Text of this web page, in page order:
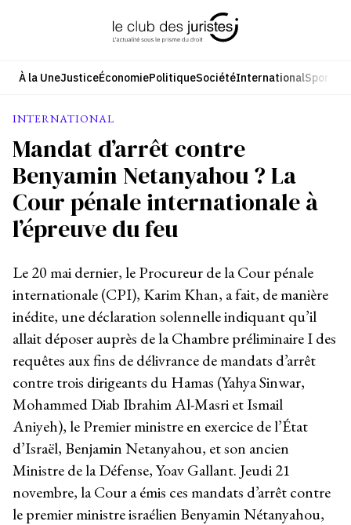
À la UneJusticeÉconomiePolitiqueSociétéInternationalSport
INTERNATIONAL
Mandat d’arrêt contre
Benyamin Netanyahou ? La
Cour pénale internationale à
l’épreuve du feu
Le 20 mai dernier, le Procureur de la Cour pénale
internationale (CPI), Karim Khan, a fait, de manière
inédite, une déclaration solennelle indiquant qu’il
allait déposer auprès de la Chambre préliminaire I des
requêtes aux fins de délivrance de mandats d’arrêt
contre trois dirigeants du Hamas (Yahya Sinwar,
Mohammed Diab Ibrahim Al-Masri et Ismail
Aniyeh), le Premier ministre en exercice de l’État
d’Israël, Benjamin Netanyahou, et son ancien
Ministre de la Défense, Yoav Gallant. Jeudi 21
novembre, la Cour a émis ces mandats d’arrêt contre
le premier ministre israélien Benyamin Nétanyahou,